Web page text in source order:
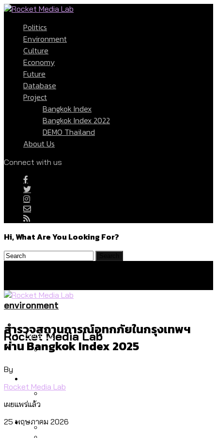
Politics
Environment
Culture
Economy
Future
Database
Project
Bangkok Index
Bangkok Index 2022
DEMO Thailand
About Us
Connect with us
Hi, What Are You Looking For?
Rocket Media Lab
Politics
จราจรฯ เพิ่ม 150% มีเพียง 5 เขตที่งบเพิ่ม
สำรวจเหตุไฟไหม้ในกรุงเทพฯ ส่วนใหญ่มา
Culture
environment
สำรวจสถานการณ์อุทกภัยในกรุงเทพฯ
ผ่าน Bangkok Index 2025
By
Rocket Media Lab
เผยแพร่แล้ว
25 พฤษภาคม 2026